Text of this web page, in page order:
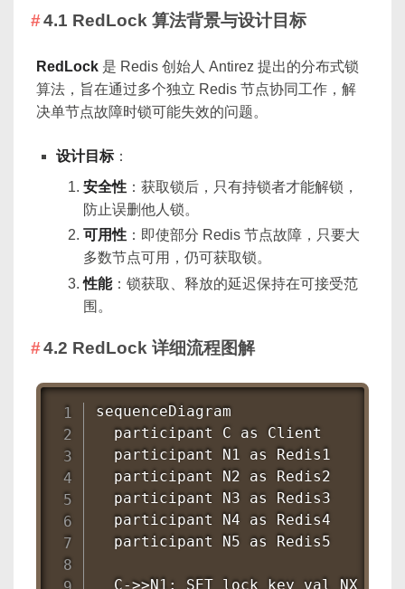
4.1 RedLock 算法背景与设计目标
RedLock 是 Redis 创始人 Antirez 提出的分布式锁
算法，旨在通过多个独立 Redis 节点协同工作，解
决单节点故障时锁可能失效的问题。
设计目标：
安全性 ：获取锁后，只有持锁者才能解锁，
防止误删他人锁。
可用性 ：即使部分 Redis 节点故障，只要大
多数节点可用，仍可获取锁。
性能：锁获取、释放的延迟保持在可接受范
围。
4.2 RedLock 详细流程图解
sequenceDiagram
  participant C as Client
  participant N1 as Redis1
  participant N2 as Redis2
  participant N3 as Redis3
  participant N4 as Redis4
  participant N5 as Redis5
C->>N1: SET lock_key val NX PX